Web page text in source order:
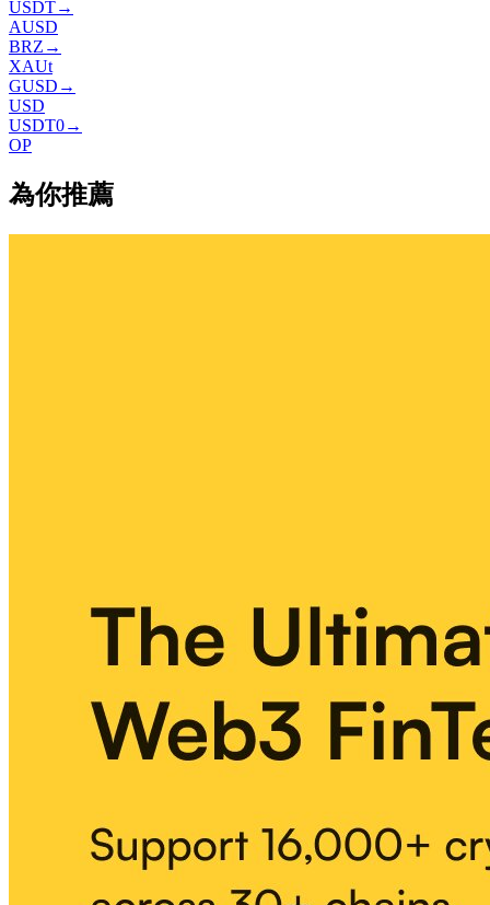
USDT→
AUSD
BRZ →
XAUt
GUSD →
USD
USDT0→
OP
為你推薦